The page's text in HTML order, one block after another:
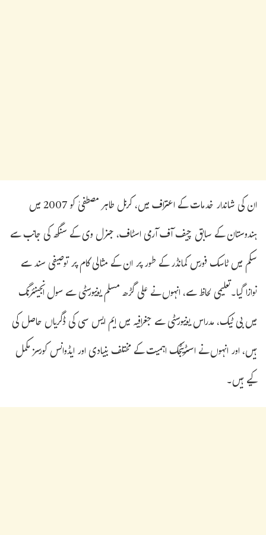
ان کی شاندار خدمات کے اعتراف میں، کرنل طاہر مصطفیٰ کو 2007 میں
ہندوستان کے سابق چیف آف آرمی اسٹاف، جنرل وی کے سنگھ کی جانب سے
سکم میں ٹاسک فورس کمانڈر کے طور پر ان کے مثالی کام پر توصیفی سند سے
نوازا گیا۔تعلیمی لحاظ سے، انہوں نے علی گڑھ مسلم یونیورسٹی سے سول انجینئرنگ
میں بی ٹیک، مدراس یونیورسٹی سے جغرافیہ میں ایم ایس سی کی ڈگریاں حاصل کی
ہیں، اور انہوں نے اسٹریٹجک اہمیت کے مختلف بنیادی اور ایڈوانس کورسز مکمل
کیے ہیں۔